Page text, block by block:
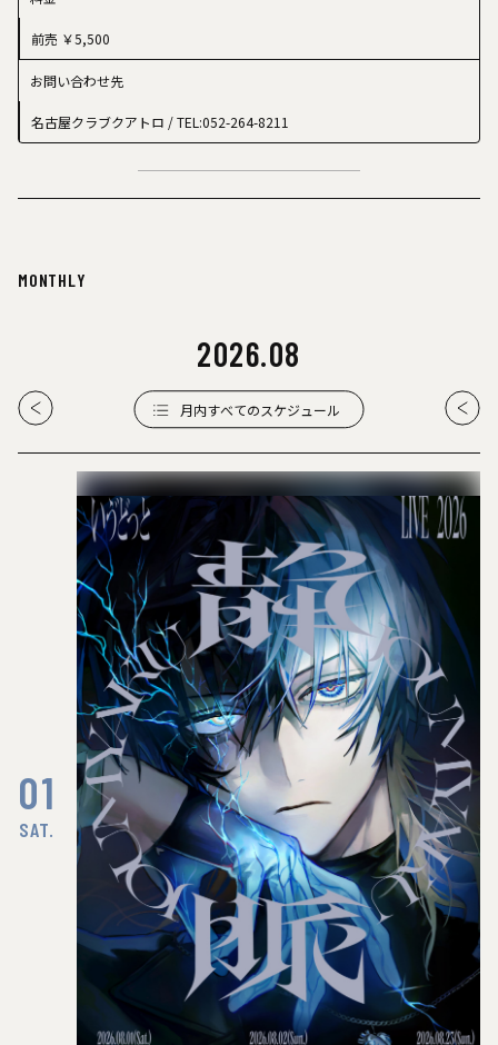
前売 ￥5,500
お問い合わせ先
名古屋クラブクアトロ / TEL:052-264-8211
MONTHLY
2026.08
月内すべてのスケジュール
01
SAT.